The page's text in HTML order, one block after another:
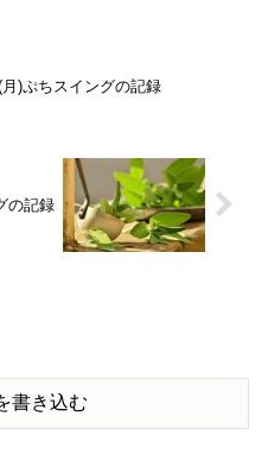
)ぷちスイングの記録
の記録
書き込む